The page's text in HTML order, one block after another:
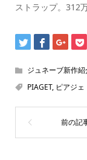
ストラップ。312
ジュネーブ新作紹
PIAGET, ピアジェ